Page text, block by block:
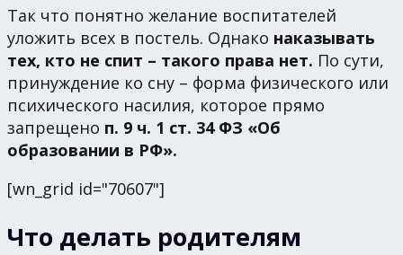
Так что понятно желание воспитателей
уложить всех в постель. Однако наказывать
тех, кто не спит – такого права нет. По сути,
принуждение ко сну – форма физического или
психического насилия, которое прямо
запрещено п. 9 ч. 1 ст. 34 ФЗ «Об
образовании в РФ».
[wn_grid id="70607"]
Что делать родителям